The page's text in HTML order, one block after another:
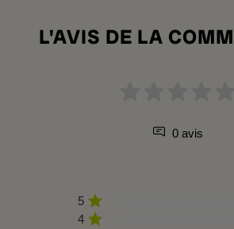
L'AVIS DE LA
0 avis
5
4